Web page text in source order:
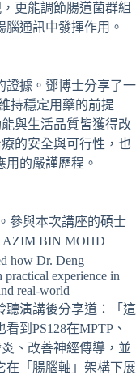
更能調節腸道菌群組
通訊中發揮作用。
證據。鄧博士分享了一
持穩定用藥的前提
與生活品質皆獲得改
的安全與可行性，也
的嚴謹歷程。
參與本次講座的碩士
BIN MOHD
how Dr. Deng
experience in
real-world
聽演講後分享道：「這
到PS128在MPTP、
、改善神經傳導，並
在「腸腦軸」架構下展